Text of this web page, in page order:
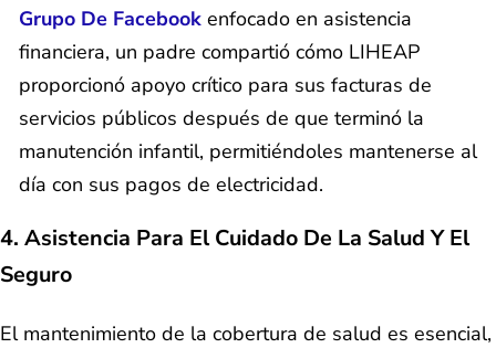
Grupo De Facebook enfocado en asistencia
financiera, un padre compartió cómo LIHEAP
proporcionó apoyo crítico para sus facturas de
servicios públicos después de que terminó la
manutención infantil, permitiéndoles mantenerse al
día con sus pagos de electricidad.
4. Asistencia Para El Cuidado De La Salud Y El
Seguro
El mantenimiento de la cobertura de salud es esencial,